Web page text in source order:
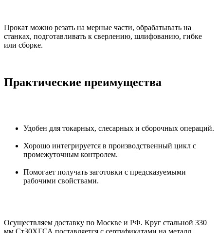
Прокат можно резать на мерные части, обрабатывать на
станках, подготавливать к сверлению, шлифованию, гибке
или сборке.
Практические преимущества
Удобен для токарных, слесарных и сборочных операций.
Хорошо интегрируется в производственный цикл с
промежуточным контролем.
Помогает получать заготовки с предсказуемыми
рабочими свойствами.
Осуществляем доставку по Москве и РФ. Круг стальной 330
мм Ст30ХГСА поставляется с сертификатами на металл.